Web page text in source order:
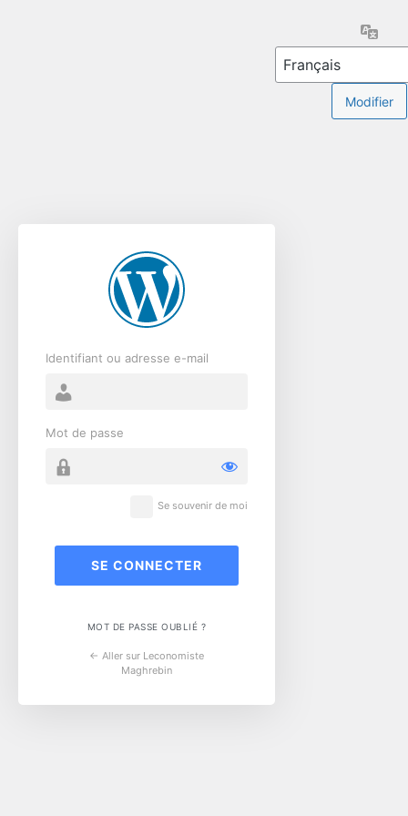
Identifiant ou adresse e-mail
Mot de passe
Se souvenir de moi
MOT DE PASSE OUBLIÉ ?
← Aller sur Leconomiste
Maghrebin